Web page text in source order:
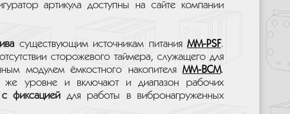
артикула доступны на сайте компании
существующим источникам питанияMM-PSF.
сторожевого таймера, служащего для
модулем ёмкостного накопителя MM-BCM.
же уровне и включают и диапазон рабочих
фиксациейдля работы в вибронагруженных